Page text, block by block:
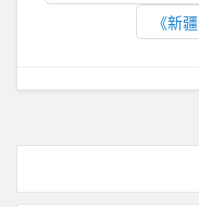
《新